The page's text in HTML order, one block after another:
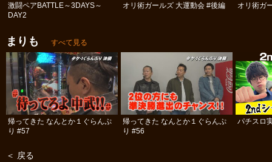
激闘ペアBATTLE～3DAYS～
DAY2
オリ術ガールズ 大運動会 #後編 オリ術ガ
まりも すべて見る
帰ってきた なんとか１ぐらんぷ
り #57
帰ってきた なんとか１ぐらんぷ
り #56
パチスロ
＜ 戻る